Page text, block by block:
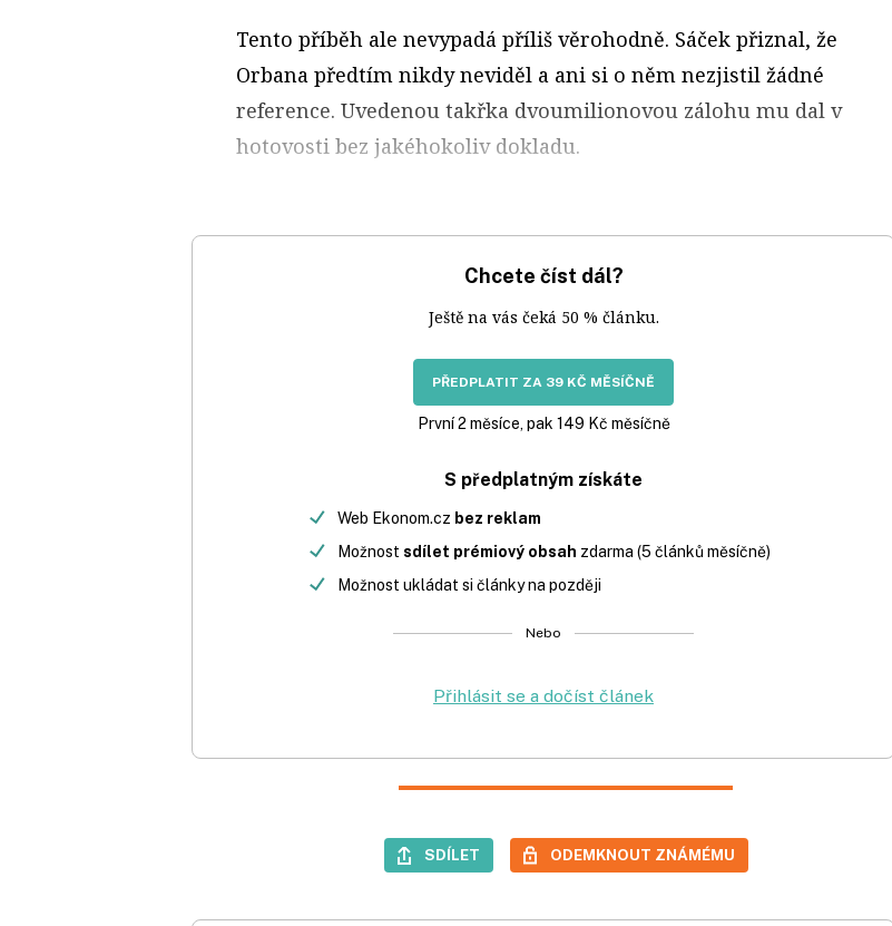
Tento příběh ale nevypadá příliš věrohodně. Sáček přiznal, že
Orbana předtím nikdy neviděl a ani si o něm nezjistil žádné
reference. Uvedenou takřka dvoumilionovou zálohu mu dal v
hotovosti bez jakéhokoliv dokladu.
Chcete číst dál?
Ještě na vás čeká 50 % článku.
PŘEDPLATIT ZA 39 KČ MĚSÍČNĚ
První 2 měsíce, pak 149 Kč měsíčně
S předplatným získáte
Web Ekonom.cz bez reklam
Možnost sdílet prémiový obsah zdarma (5 článků měsíčně)
Možnost ukládat si články na později
Nebo
Přihlásit se a dočíst článek
SDÍLET ODEMKNOUT ZNÁMÉMU